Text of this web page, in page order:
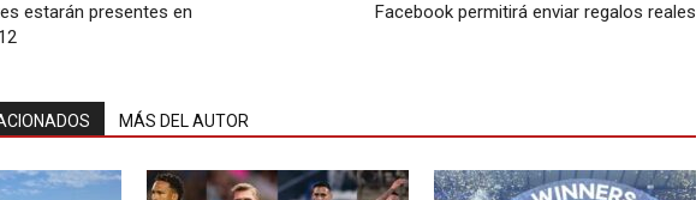
estarán presentes en
Facebook permitirá enviar regalos reales
MÁS DEL AUTOR